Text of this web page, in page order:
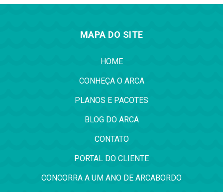
MAPA DO SITE
HOME
CONHEÇA O ARCA
PLANOS E PACOTES
BLOG DO ARCA
CONTATO
PORTAL DO CLIENTE
CONCORRA A UM ANO DE ARCABORDO